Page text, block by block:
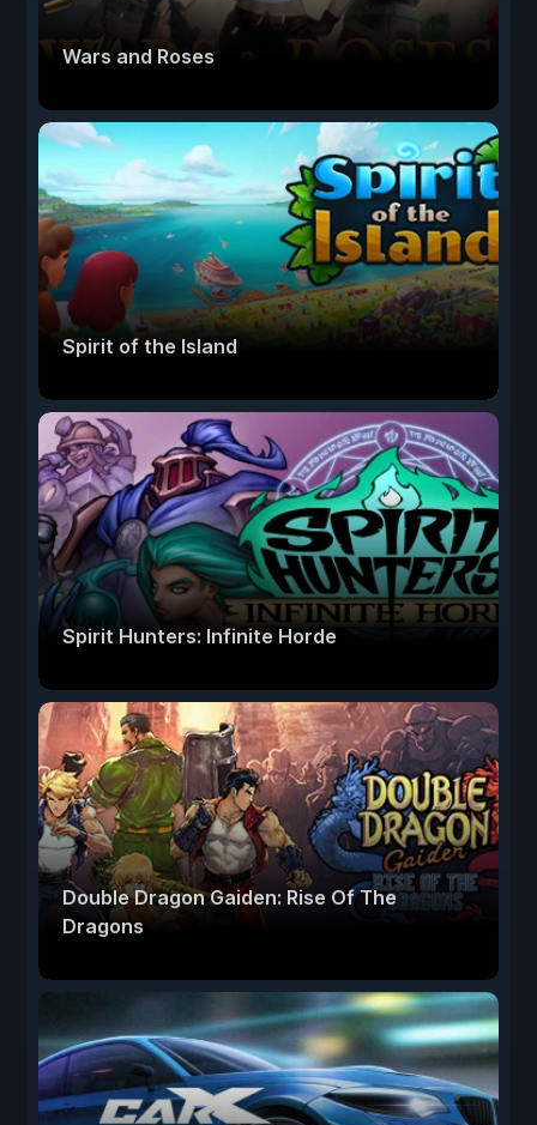
Wars and Roses
Spirit of the Island
Spirit Hunters: Infinite Horde
Double Dragon Gaiden: Rise Of The
Dragons